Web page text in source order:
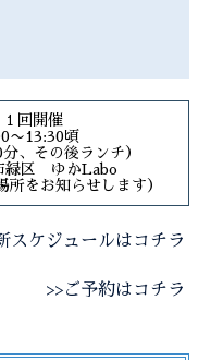
１回開催
〜13:30頃
、その後ランチ）
緑区 ゆかLabo
所をお知らせします）
スケジュールはコチラ
>>ご予約はコチラ